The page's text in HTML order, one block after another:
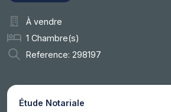
À vendre
1 Chambre(s)
Reference: 298197
Étude Notariale